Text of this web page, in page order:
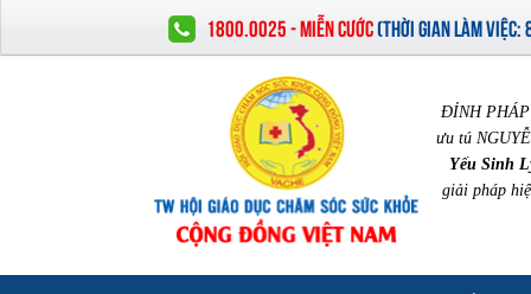
1800.0025 - MIỄN CƯỚC(THỜI GIAN LÀM VIỆC:
ĐỈNH
ưu tú
Yếu Sinh
giải pháp